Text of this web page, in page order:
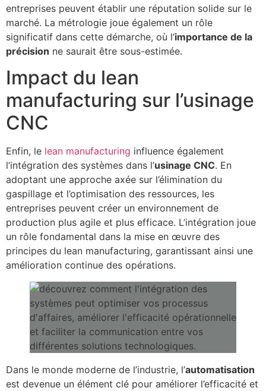
entreprises peuvent établir une réputation solide sur le
marché. La métrologie joue également un rôle
significatif dans cette démarche, où l’importance de la
précision ne saurait être sous-estimée.
Impact du lean
manufacturing sur l’usinage
CNC
Enfin, le lean manufacturing influence également
l’intégration des systèmes dans l’usinage CNC. En
adoptant une approche axée sur l’élimination du
gaspillage et l’optimisation des ressources, les
entreprises peuvent créer un environnement de
production plus agile et plus efficace. L’intégration joue
un rôle fondamental dans la mise en œuvre des
principes du lean manufacturing, garantissant ainsi une
amélioration continue des opérations.
Dans le monde moderne de l’industrie, l’automatisation
est devenue un élément clé pour améliorer l’efficacité et